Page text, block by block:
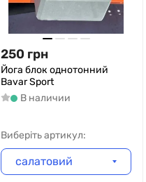
250 грн
Йога блок однотонний
Bavar Sport
В наличии
Виберіть артикул:
салатовий